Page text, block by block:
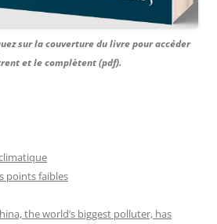
sur la couverture du livre pour accéder
et le complètent (pdf).
points faibles
the world’s biggest polluter, has